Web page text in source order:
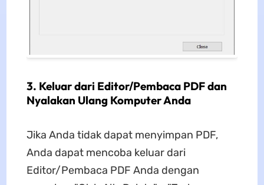
3. Keluar dari Editor/Pembaca PDF dan
Nyalakan Ulang Komputer Anda
Jika Anda tidak dapat menyimpan PDF,
Anda dapat mencoba keluar dari
Editor/Pembaca PDF Anda dengan